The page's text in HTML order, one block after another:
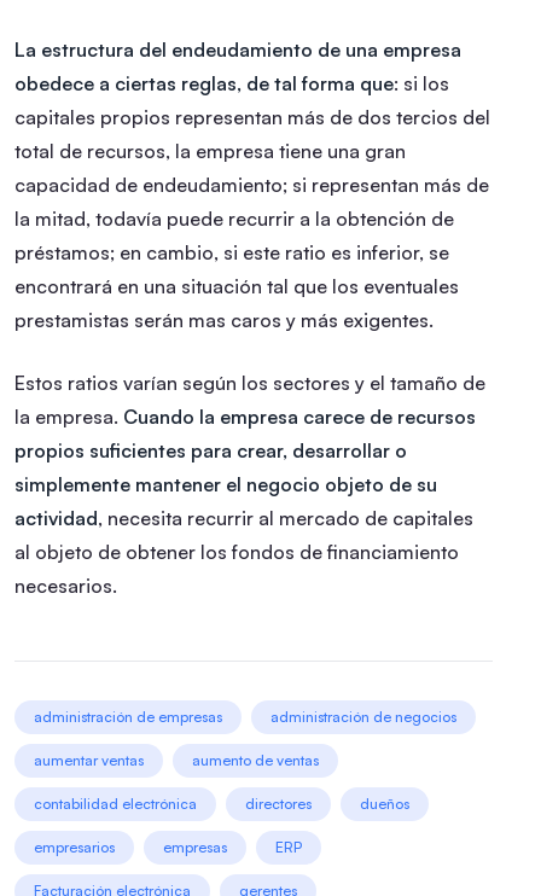
La estructura del endeudamiento de una empresa
obedece a ciertas reglas, de tal forma que: si los
capitales propios representan más de dos tercios del
total de recursos, la empresa tiene una gran
capacidad de endeudamiento; si representan más de
la mitad, todavía puede recurrir a la obtención de
préstamos; en cambio, si este ratio es inferior, se
encontrará en una situación tal que los eventuales
prestamistas serán mas caros y más exigentes.
Estos ratios varían según los sectores y el tamaño de
la empresa. Cuando la empresa carece de recursos
propios suficientes para crear, desarrollar o
simplemente mantener el negocio objeto de su
actividad, necesita recurrir al mercado de capitales
al objeto de obtener los fondos de financiamiento
necesarios.
administración de empresas administración de negocios
aumentar ventas aumento de ventas
contabilidad electrónica directores dueños
empresarios empresas ERP
Facturación electrónica gerentes